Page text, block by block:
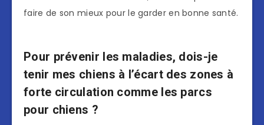
faire de son mieux pour le garder en bonne santé.
Pour prévenir les maladies, dois-je
tenir mes chiens à l’écart des zones à
forte circulation comme les parcs
pour chiens ?